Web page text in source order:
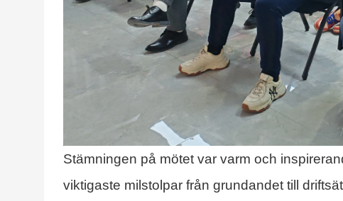
Stämningen på mötet var varm och
viktigaste milstolpar från grundandet till